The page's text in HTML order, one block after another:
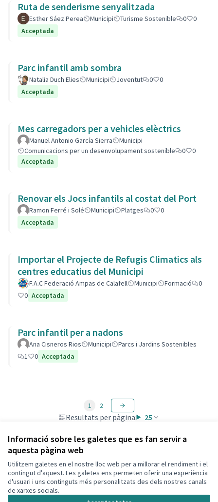
Informació sobre les galetes que es fan servir a
aquesta pàgina web
Utilitzem galetes en el nostre lloc web per a millorar el rendiment i el
contingut d'aquest. Les galetes ens permeten oferir una experiència
d'usuari i uns continguts més personalitzats des dels nostres canals
de xarxes socials.
Ruta de senderisme senyalitzada
Esther Sáez Perea Municipi Turisme Sostenible 0
0
Acceptada
Parc infantil amb sombra
Natalia Duch Elies Municipi Joventut 0
0
Acceptada
Mes carregadors per a vehicles elèctrics
Manuel Antonio García Sierra
Municipi
Comunicacions per un desenvolupament sostenible
0
0
Acceptada
Renovar els Jocs infantils al costat del Port
Ramon Ferré i Solé Municipi Platges 0
0
Acceptada
Importar el Projecte de Refugis Climatics als
centres educatius del Municipi
F.A.C Federació Ampas de Calafell Municipi Formació
0
0 Acceptada
Parc infantil per a nadons
Ana Cisneros Rios Municipi
Parcs i Jardins Sostenibles
1
0 Acceptada
Resultats per pàgina: 25
1 2
Termes i condicions d'ús
Configuració de les galetes
Decidim Calafell a X
(Enllaç extern)
Decidim Calafell a Facebook
Decidim Calafell a YouTube
Decidim Calafell a GitHub
(Enllaç extern)